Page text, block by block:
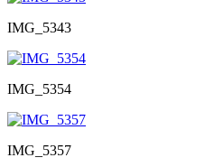
IMG_5343
IMG_5354
IMG_5357